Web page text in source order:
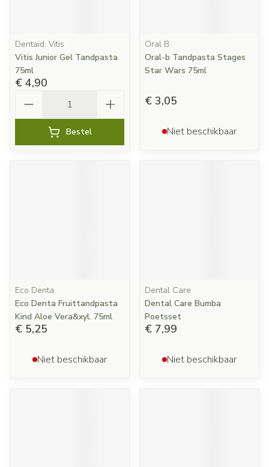
Dentaid, Vitis
Vitis Junior Gel Tandpasta
75ml
€ 4,90
Bestel
Oral B
Oral-b Tandpasta Stages
Star Wars 75ml
€ 3,05
Niet beschikbaar
Eco Denta
Eco Denta Fruittandpasta
Kind Aloe Vera&xyl. 75ml
€ 5,25
Niet beschikbaar
Dental Care
Dental Care Bumba
Poetsset
€ 7,99
Niet beschikbaar